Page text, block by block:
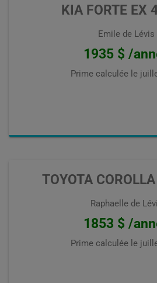
KIA FORTE EX
Emile de Lévis
1935 $ /
Prime calculée le
TOYOTA
Raphaelle de
1853 $ /
Prime calculée le